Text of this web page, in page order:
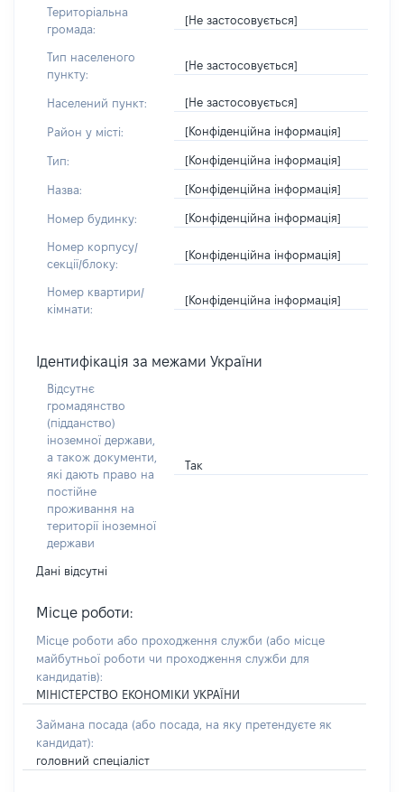
Територіальна
громада:
[Не застосовується]
Тип населеного
пункту:
[Не застосовується]
Населений пункт: [Не застосовується]
Район у місті: [Конфіденційна інформація]
Тип: [Конфіденційна інформація]
Назва: [Конфіденційна інформація]
Номер будинку: [Конфіденційна інформація]
Номер корпусу/
секції/блоку:
[Конфіденційна інформація]
Номер квартири/
кімнати:
[Конфіденційна інформація]
Ідентифікація за межами України
Відсутнє
громадянство
(підданство)
іноземної держави,
а також документи,
які дають право на
постійне
проживання на
території іноземної
держави
Так
Дані відсутні
Місце роботи:
Місце роботи або проходження служби (або місце
майбутньої роботи чи проходження служби для
кандидатів):
МІНІСТЕРСТВО ЕКОНОМІКИ УКРАЇНИ
Займана посада (або посада, на яку претендуєте як
кандидат):
головний спеціаліст